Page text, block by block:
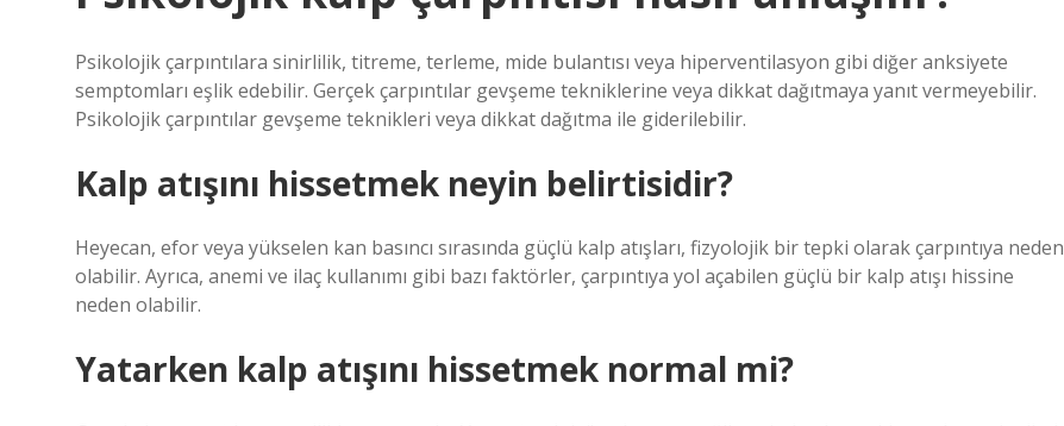
Psikolojik çarpıntılara sinirlilik, titreme, terleme, mide bulantısı veya hiperventilasyon gibi diğer anksiyete
semptomları eşlik edebilir. Gerçek çarpıntılar gevşeme tekniklerine veya dikkat dağıtmaya yanıt vermeyebilir.
Psikolojik çarpıntılar gevşeme teknikleri veya dikkat dağıtma ile giderilebilir.
Kalp atışını hissetmek neyin belirtisidir?
Heyecan, efor veya yükselen kan basıncı sırasında güçlü kalp atışları, fizyolojik bir tepki olarak çarpıntıya neden
olabilir. Ayrıca, anemi ve ilaç kullanımı gibi bazı faktörler, çarpıntıya yol açabilen güçlü bir kalp atışı hissine
neden olabilir.
Yatarken kalp atışını hissetmek normal mi?